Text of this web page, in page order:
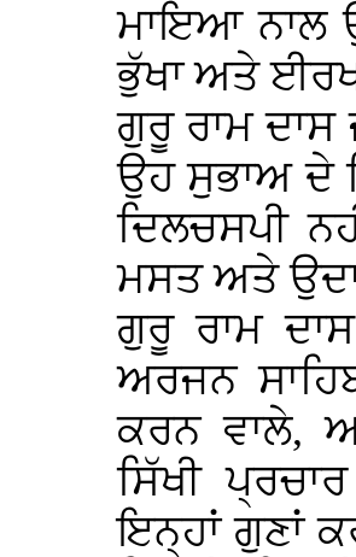
ਮਾਇਆ ਨਾਲ
ਭੁੱਖਾ ਅਤੇ
ਗੁਰੂ ਰਾਮ ਦਾਸ
ਉਹ ਸੁਭਾਅ ਦੇ
ਦਿਲਚਸਪੀ
ਮਸਤ ਅਤੇ
ਗੁਰੂ ਰਾਮ
ਅਰਜਨ
ਕਰਨ ਵਾਲੇ,
ਸਿੱਖੀ
ਇਨ੍ਹਾਂ ਗੁਣਾਂ